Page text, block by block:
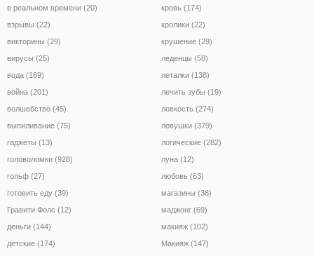
в реальном времени (20)
взрывы (22)
викторины (29)
вирусы (25)
вода (169)
война (201)
волшебство (45)
выпиливание (75)
гаджеты (13)
головоломки (928)
гольф (27)
готовить еду (39)
Гравити Фолс (12)
деньги (144)
детские (174)
кровь (174)
кролики (22)
крушение (29)
леденцы (58)
леталки (138)
лечить зубы (19)
ловкость (274)
ловушки (379)
логические (282)
луна (12)
любовь (63)
магазины (38)
маджонг (69)
макияж (102)
Макияж (147)